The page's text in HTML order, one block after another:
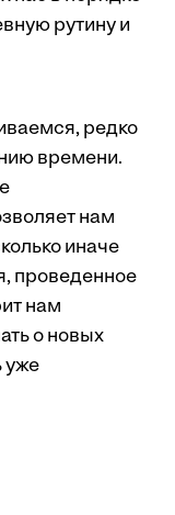
рутину и
редко
времени.
нам
иначе
проведенное
нам
о новых
уже